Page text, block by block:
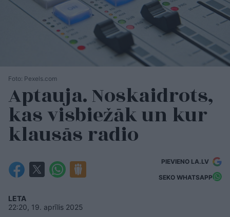
Foto: Pexels.com
Aptauja. Noskaidrots,
kas visbiežāk un kur
klausās radio
PIEVIENO LA.LV
SEKO WHATSAPP
LETA
22:20, 19. aprīlis 2025